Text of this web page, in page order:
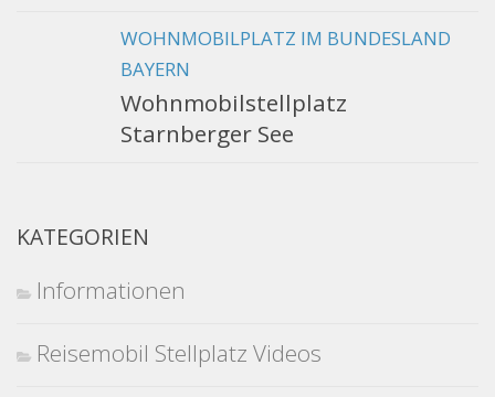
WOHNMOBILPLATZ IM BUNDESLAND
BAYERN
Wohnmobilstellplatz
Starnberger See
KATEGORIEN
Informationen
Reisemobil Stellplatz Videos